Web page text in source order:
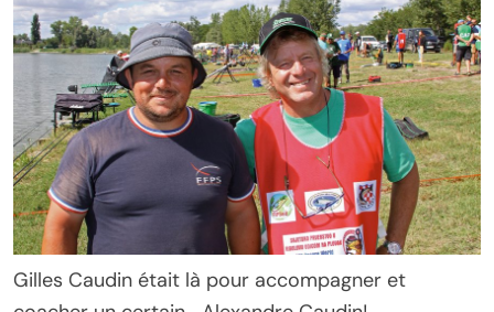
Gilles Caudin était là pour accompagner et